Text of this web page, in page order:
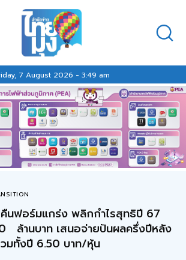
7 August 2026 - 3:49 am
นฟอร์มแกร่ง พลิกกำไรสุทธิปี 67
ล้านบาท เสนอจ่ายปันผลครึ่งปีหลัง
มทั้งปี 6.50 บาท/หุ้น